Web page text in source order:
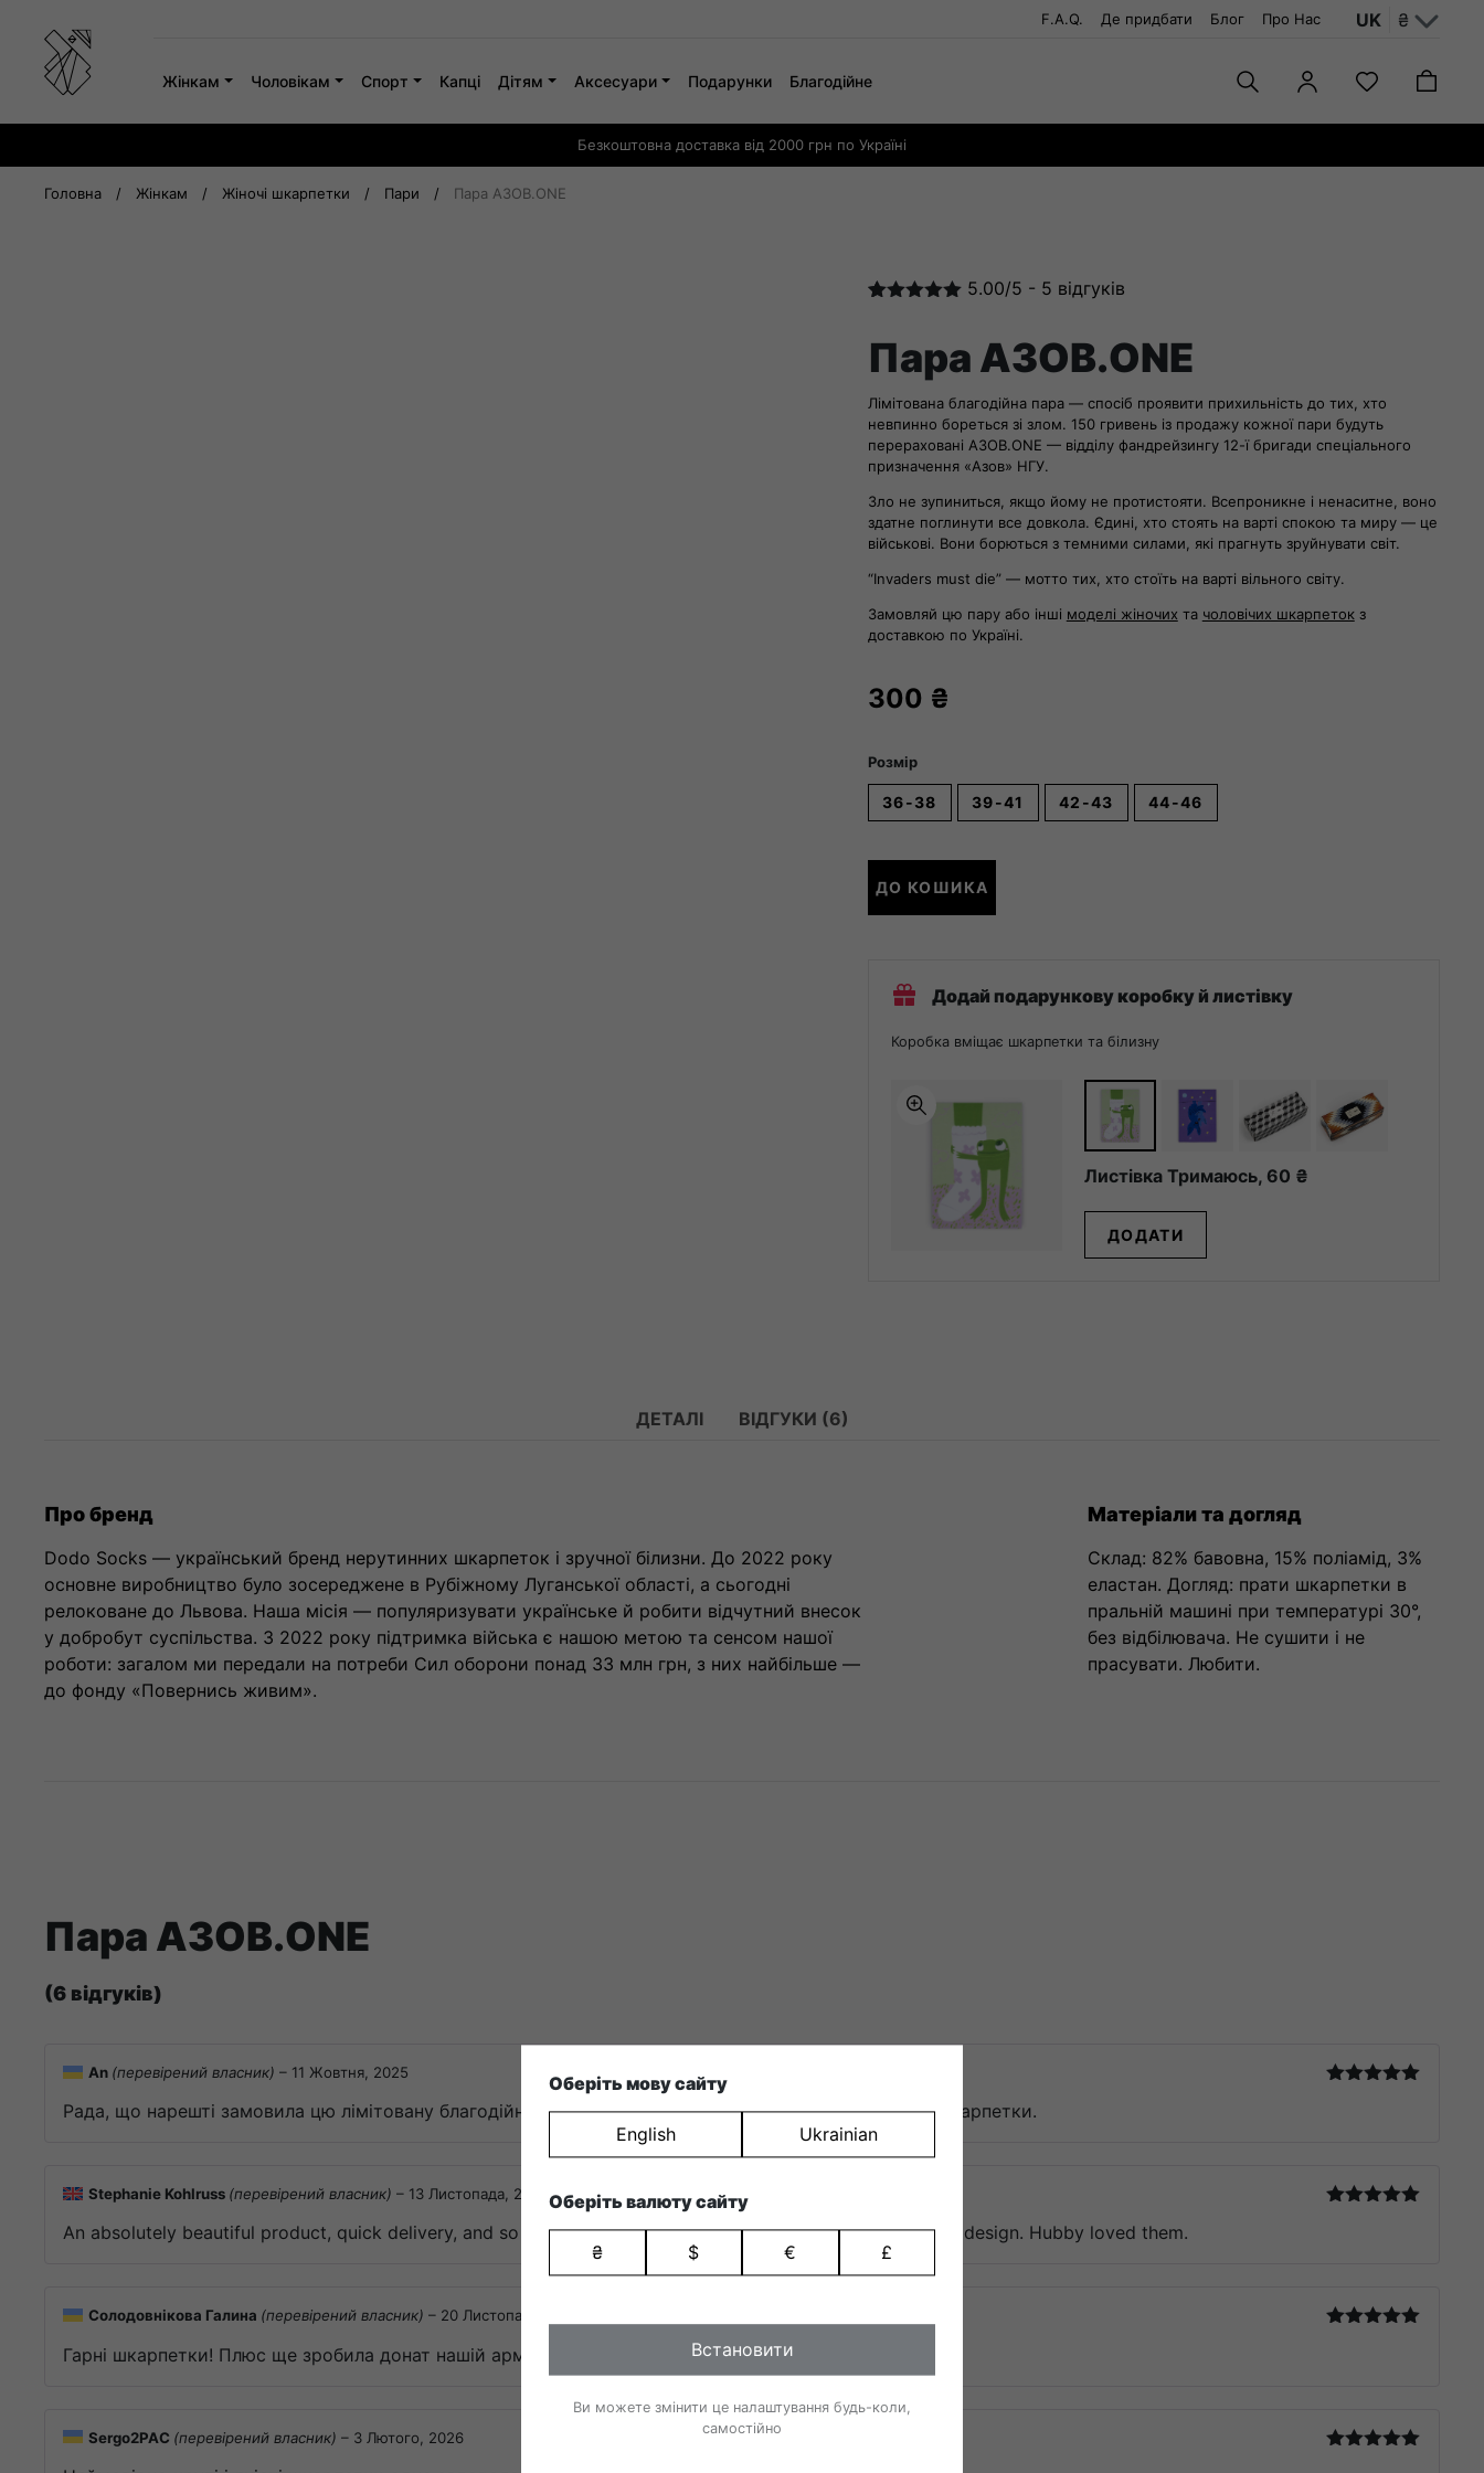
Оберіть мову сайту
English Ukrainian
Оберіть валюту сайту
₴ $ € £
Встановити
Ви можете змінити це налаштування будь-коли,
самостійно
content
F.A.Q. Де придбати Блог Про Нас UK ₴
Жінкам Чоловікам Спорт Капці Дітям Аксесуари Подарунки Благодійне
Безкоштовна доставка від 2000 грн по Україні
Головна / Жінкам / Жіночі шкарпетки / Пари / Пара AЗОВ.ONE
основі
опитування
покупців
5.00/5 - 5 відгуків
Пара AЗОВ.ONE
Лімітована благодійна пара — спосіб проявити прихильність до тих, хто
невпинно бореться зі злом. 150 гривень із продажу кожної пари будуть
перераховані АЗОВ.ONE — відділу фандрейзингу 12-ї бригади спеціального
призначення «Азов» НГУ.
Зло не зупиниться, якщо йому не протистояти. Всепроникне і ненаситне, воно
здатне поглинути все довкола. Єдині, хто стоять на варті спокою та миру — це
військові. Вони борються з темними силами, які прагнуть зруйнувати світ.
“Invaders must die” — мотто тих, хто стоїть на варті вільного світу.
Замовляй цю пару або інші моделі жіночих та чоловічих шкарпетокз
доставкою по Україні.
300 ₴
Розмір
36-38 39-41 42-43 44-46
AЗОВ.ONE
ДО КОШИКА
Додай подарункову коробку й листівку
Коробка вміщає шкарпетки та білизну
Листівка Тримаюсь, 60 ₴
ДОДАТИ
ДЕТАЛІ ВІДГУКИ (6)
Про бренд
Dodo Socks — український бренд нерутинних шкарпеток і зручної білизни. До 2022 року
основне виробництво було зосереджене в Рубіжному Луганської області, а сьогодні
релоковане до Львова. Наша місія — популяризувати українське й робити відчутний внесок
у добробут суспільства. З 2022 року підтримка війська є нашою метою та сенсом нашої
роботи: загалом ми передали на потреби Сил оборони понад 33 млн грн, з них найбільше —
до фонду «Повернись живим».
Матеріали та догляд
Склад: 82% бавовна, 15% поліамід, 3%
еластан. Догляд: прати шкарпетки в
пральній машині при температурі 30°,
без відбілювача. Не сушити і не
прасувати. Любити.
Пара AЗОВ.ONE
(6 відгуків)
An (перевірений власник) – 11 Жовтня, 2025
Рада, що нарешті замовила цю лімітовану благодійну пару. Гарно виглядають та приємні на дотик шкарпетки.
Stephanie Kohlruss (перевірений власник) – 13 Листопада, 2025
An absolutely beautiful product, quick delivery, and so happy to support local business with such a bad*ss design. Hubby loved them.
Солодовнікова Галина (перевірений власник) – 20 Листопада, 2025
Гарні шкарпетки! Плюс ще зробила донат нашій армії! Вважаю, що гроші витратила розумно!))
Sergo2PAC (перевірений власник) – 3 Лютого, 2026